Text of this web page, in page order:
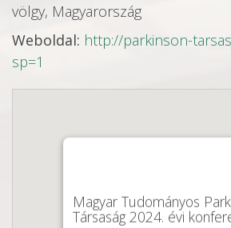
völgy, Magyarország
Weboldal: http://parkinson-
sp=1
Magyar Tudományos
Társaság 2024. évi